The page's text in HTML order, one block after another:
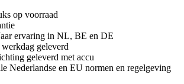
op voorraad
ervaring in NL, BE en DE
geleverd
geleverd met accu
Nederlandse en EU normen en regelgeving